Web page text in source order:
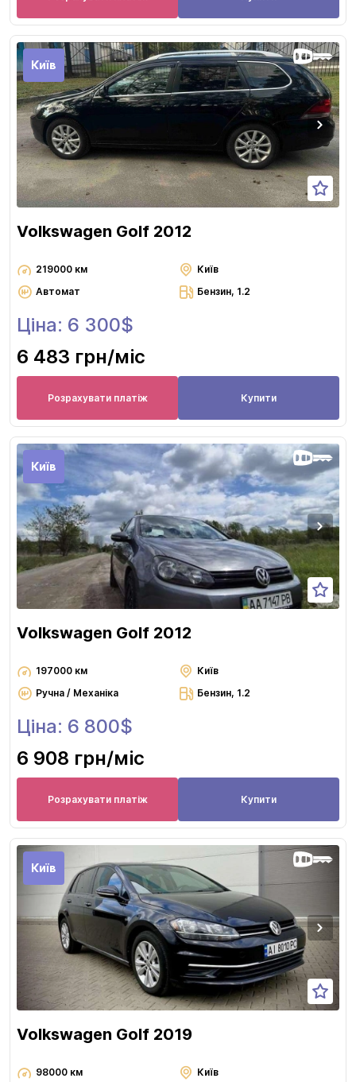
Київ
Volkswagen Golf 2012
219000 км
Київ
Автомат
Бензин, 1.2
Ціна: 6 300$
6 483 грн/міс
Розрахувати платіж Купити
Київ
Volkswagen Golf 2012
197000 км
Київ
Ручна / Механіка
Бензин, 1.2
Ціна: 6 800$
6 908 грн/міс
Розрахувати платіж Купити
Київ
Volkswagen Golf 2019
98000 км Київ